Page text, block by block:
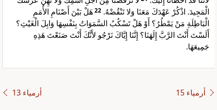
الْمَجِيدَ. اذْكُرْ عَهْدَكَ مَعَنَا وَلا تَنْقُضْهُ. 22هَلْ بَيْنَ أَصْنَامِ الأُمَمِ
الْبَاطِلَةِ مَنْ يَمْطُرُ؟ أَوْ هَلْ تَسْكُبُ السَّمَوَاتُ بِنَفْسِهَا وَابِلَ الْغَيْثِ؟
أَلَسْتَ أَنْتَ الرَّبَّ إِلَهَنَا؟ إِنَّنَا إِيَّاكَ نَرْجُو لأَنَّكَ أَنْتَ صَنَعْتَ هَذِهِ
جَمِيعَهَا.
ﺃﺭﻣﻴﺎء 13 ﺃﺭﻣﻴﺎء 15